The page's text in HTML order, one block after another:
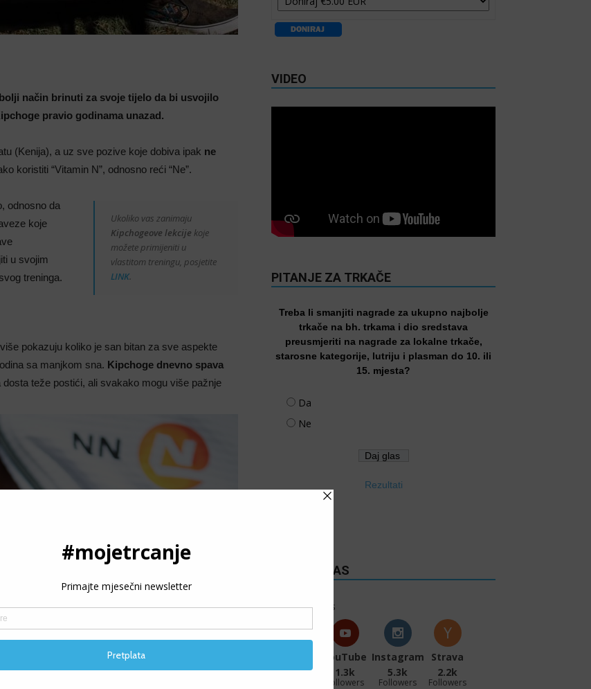
način brinuti za svoje tijelo da bi usvojilo
pravio godinama unazad.
(Kenija), a uz sve pozive koje dobiva ipak ne
koristiti “Vitamin N”, odnosno reći “Ne”.
Ukoliko vas zanimaju
Kipchogeove lekcije koje
možete primijeniti u
vlastitom treningu, posjetite
LINK.
odnosno da
koje
u svojim
treninga.
pokazuju koliko je san bitan za sve aspekte
sa manjkom sna. Kipchoge dnevno spava
teže postići, ali svakako mogu više pažnje
VIDEO
PITANJE ZA TRKAČE
Treba li smanjiti nagrade za ukupno najbolje
trkače na bh. trkama i dio sredstava
preusmjeriti na nagrade za lokalne trkače,
starosne kategorije, lutriju i plasman do 10. ili
15. mjesta?
Da
Ne
Rezultati
PRATITE NAS
36k Follows
27.1k
YouTube
1.3k
Followers
Instagram
5.3k
Followers
Strava
2.2k
Followers